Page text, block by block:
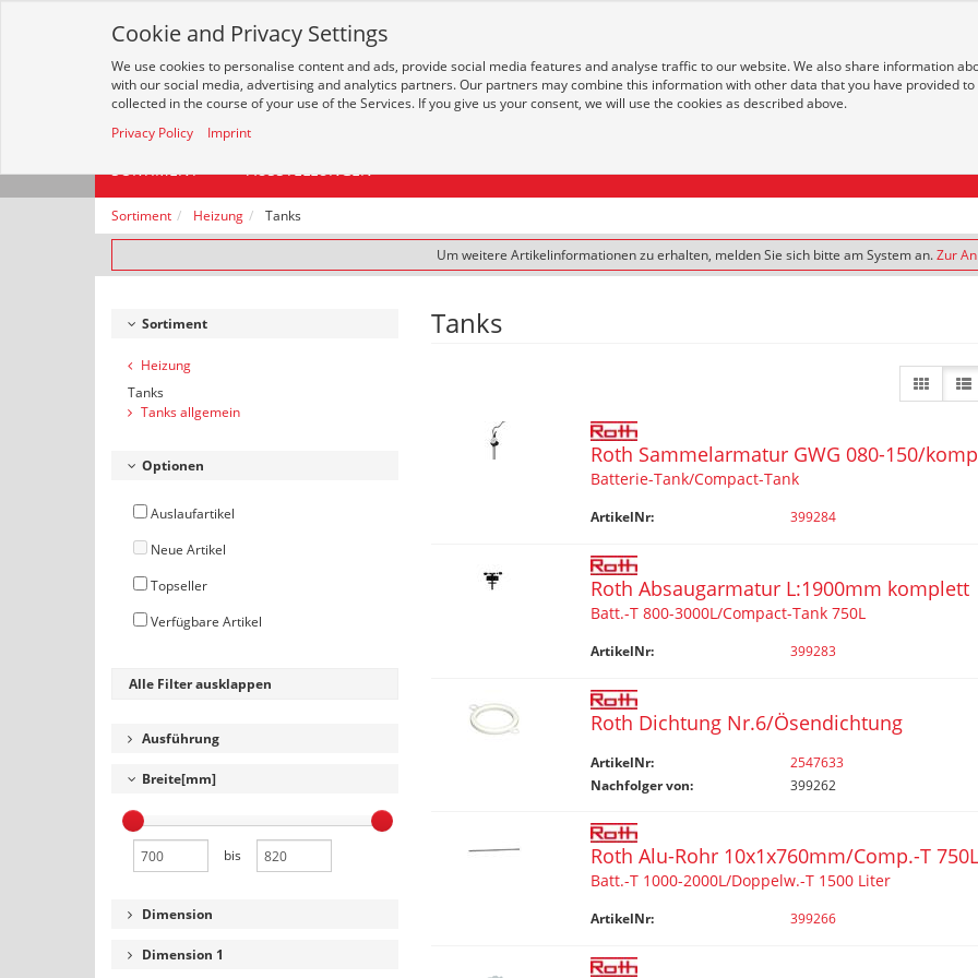
Alle
SORTIMENT AUSSTELLUNGEN
Sortiment Heizung Tanks
Um weitere Artikelinformationen zu erhalten, melden Sie sich bitte am System an.Zur
Sortiment
Heizung
Tanks
Tanks allgemein
Optionen
Auslaufartikel
Neue Artikel
Topseller
Verfügbare Artikel
Alle Filter ausklappen
Ausführung
Breite[mm]
bis
Dimension
Dimension 1
Tanks
Roth Sammelarmatur GWG 080-150/
Batterie-Tank/Compact-Tank
ArtikelNr: 399284
Roth Absaugarmatur L:1900mm komplett
Batt.-T 800-3000L/Compact-Tank 750L
ArtikelNr: 399283
Roth Dichtung Nr.6/Ösendichtung
ArtikelNr:
2547633
Nachfolger von:
399262
Roth Alu-Rohr 10x1x760mm/Comp.-T 750L
Batt.-T 1000-2000L/Doppelw.-T 1500 Liter
ArtikelNr: 399266
Cookie and Privacy Settings
We use cookies to personalise content and ads, provide social media features and analyse traffic to our website. We also share information
with our social media, advertising and analytics partners. Our partners may combine this information with other data that you have provided
collected in the course of your use of the Services. If you give us your consent, we will use the cookies as described above.
Privacy Policy
Imprint